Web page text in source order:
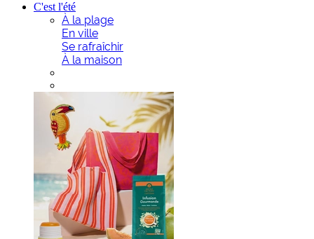
C'est l'été
À la plage
En ville
Se rafraîchir
À la maison